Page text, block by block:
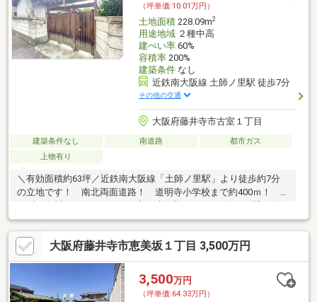
（坪単価:10.01万円）
土地面積228.09m2
用途地域２種中高
建ぺい率60%
容積率200%
建築条件なし
近鉄南大阪線 土師ノ里駅 徒歩7分
その他の交通
大阪府藤井寺市古室１丁目
建築条件なし 南道路
都市ガス
上物有り
＼有効面積約63坪／近鉄南大阪線「土師ノ里駅」より徒歩約7分
の立地です！ 南北両面道路！ 道明寺小学校まで約400ｍ！
せくださいませ＾＾
大阪府藤井寺市恵美坂１丁目 3,500万円
3,500万円
（坪単価:64.33万円）